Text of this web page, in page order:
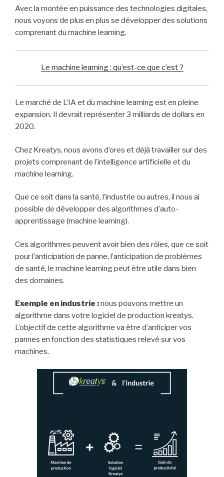
Avec la montée en puissance des technologies digitales,
nous voyons de plus en plus se développer des solutions
comprenant du machine learning.
Le machine learning : qu’est-ce que c’est ?
Le marché de L’IA et du machine learning est en pleine
expansion. Il devrait représenter 3 milliards de dollars en
2020.
Chez Kreatys, nous avons d’ores et déjà travailler sur des
projets comprenant de l’intelligence artificielle et du
machine learning.
Que ce soit dans la santé, l’industrie ou autres, il nous ai
possible de développer des algorithmes d’auto-
apprentissage (machine learning).
Ces algorithmes peuvent avoir bien des rôles, que ce soit
pour l’anticipation de panne, l’anticipation de problèmes
de santé, le machine learning peut être utile dans bien
des domaines.
Exemple en industrie :nous pouvons mettre un
algorithme dans votre logiciel de production kreatys.
L’objectif de cette algorithme va être d’anticiper vos
pannes en fonction des statistiques relevé sur vos
machines.